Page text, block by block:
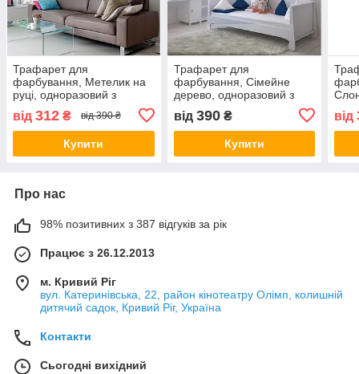
Трафарет для
фарбування, Метелик на
руці, одноразовий з
самоклеючої плівки 95 х
105 см
від 312 ₴ від 390 ₴
Купити
Трафарет для
фарбування, Сімейне
дерево, одноразовий з
двох розмірах 95 х 119 см
від 390₴
Купити
115
від
Про нас
98% позитивних з 387 відгуків за рік
Працює з 26.12.2013
м. Кривий Ріг
вул. Катеринівська, 22, район кінотеатру Олімп, колишній
дитячий садок, Кривий Ріг, Україна
Контакти
Сьогодні вихідний